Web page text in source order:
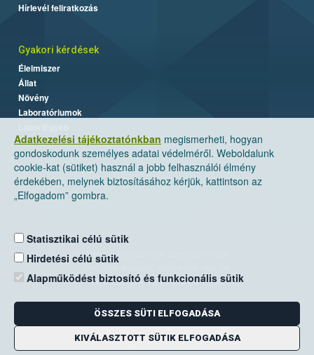
Adatkezelési tájékoztatónkban megismerheti, hogyan
gondoskodunk személyes adatai védelméről. Weboldalunk
cookie-kat (sütiket) használ a jobb felhasználói élmény
érdekében, melynek biztosításához kérjük, kattintson az
„Elfogadom” gombra.
Statisztikai célú sütik
Hirdetési célú sütik
Alapműködést biztosító és funkcionális sütik
ÖSSZES SÜTI ELFOGADÁSA
KIVÁLASZTOTT SÜTIK ELFOGADÁSA
Hírlevél feliratkozás
Gyakori kérdések
Élelmiszer
Állat
Növény
Laboratóriumok
Nemzeti Élelmiszerlánc-biztonsági Hivatal
Levelezési cím: 1525 Budapest. Pf. 30.
E-mail:ugyfelszolgalat@nebih.gov.hu
Zöld szám: 06-80/263-244
Telefon: 06-1/ 336-9000